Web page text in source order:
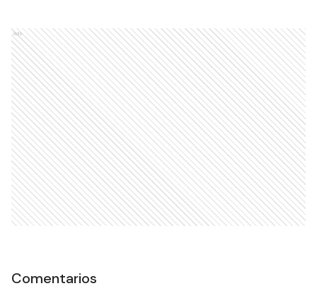
Ads
Comentarios